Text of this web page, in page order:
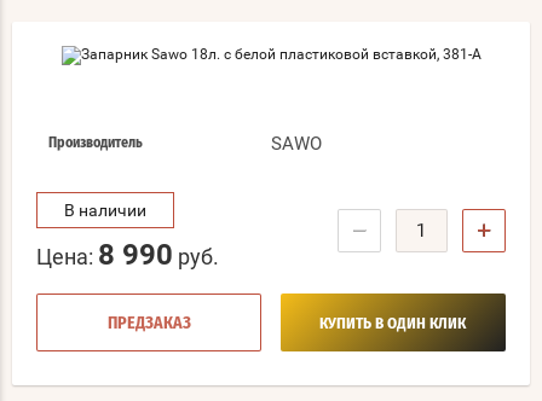
Производитель SAWO
В наличии
Цена: 8 990 руб.
− +
ПРЕДЗАКАЗ КУПИТЬ В ОДИН КЛИК